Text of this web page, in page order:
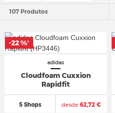
107 Produtos
adidas
Cloudfoam Cuxxion
Rapidfit
5 Shops desde62,72 €
-22 %*